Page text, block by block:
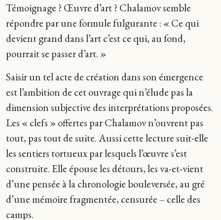
Témoignage ? Œuvre d’art ? Chalamov semble
répondre par une formule fulgurante : « Ce qui
devient grand dans l’art c’est ce qui, au fond,
pourrait se passer d’art. »
Saisir un tel acte de création dans son émergence
est l’ambition de cet ouvrage qui n’élude pas la
dimension subjective des interprétations proposées.
Les « clefs » offertes par Chalamov n’ouvrent pas
tout, pas tout de suite. Aussi cette lecture suit-elle
les sentiers tortueux par lesquels l’œuvre s’est
construite. Elle épouse les détours, les va-et-vient
d’une pensée à la chronologie bouleversée, au gré
d’une mémoire fragmentée, censurée – celle des
camps.